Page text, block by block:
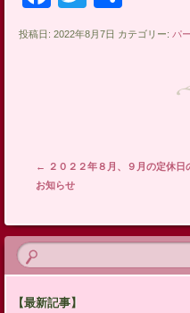
有
投稿日: 2022年8月7日 カテゴリー:パ
投稿ナビゲーション
← ２０２２年８月、９月の定休日
お知らせ
【最新記事】